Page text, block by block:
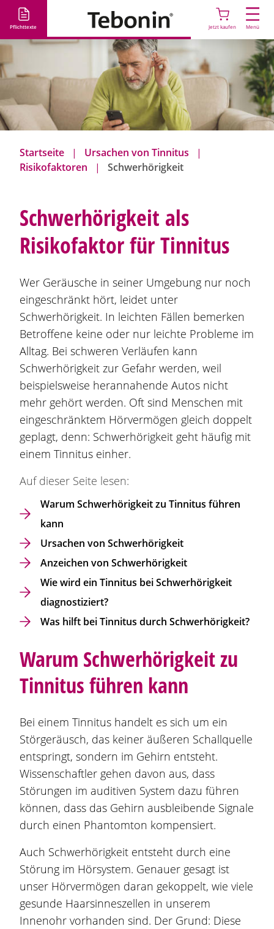
r
k
t
u
m
Pflichttexte Jetzt kaufen Menü
Startseite
Ursachen von Tinnitus
Risikofaktoren
Schwerhörigkeit
Schwerhörigkeit als
Risikofaktor für Tinnitus
Wer Geräusche in seiner Umgebung nur noch
eingeschränkt hört, leidet unter
Schwerhörigkeit. In leichten Fällen bemerken
Betroffene keine oder nur leichte Probleme im
Alltag. Bei schweren Verläufen kann
Schwerhörigkeit zur Gefahr werden, weil
beispielsweise herannahende Autos nicht
mehr gehört werden. Oft sind Menschen mit
eingeschränktem Hörvermögen gleich doppelt
geplagt, denn: Schwerhörigkeit geht häufig mit
einem Tinnitus einher.
Auf dieser Seite lesen:
Warum Schwerhörigkeit zu Tinnitus führen
kann
Ursachen von Schwerhörigkeit
Anzeichen von Schwerhörigkeit
Wie wird ein Tinnitus bei Schwerhörigkeit
diagnostiziert?
Was hilft bei Tinnitus durch Schwerhörigkeit?
Warum Schwerhörigkeit zu
Tinnitus führen kann
Bei einem Tinnitus handelt es sich um ein
Störgeräusch, das keiner äußeren Schallquelle
entspringt, sondern im Gehirn entsteht.
Wissenschaftler gehen davon aus, dass
Störungen im auditiven System dazu führen
können, dass das Gehirn ausbleibende Signale
durch einen Phantomton kompensiert.
Auch Schwerhörigkeit entsteht durch eine
Störung im Hörsystem. Genauer gesagt ist
unser Hörvermögen daran gekoppelt, wie viele
gesunde Haarsinneszellen in unserem
Innenohr vorhanden sind. Der Grund: Diese